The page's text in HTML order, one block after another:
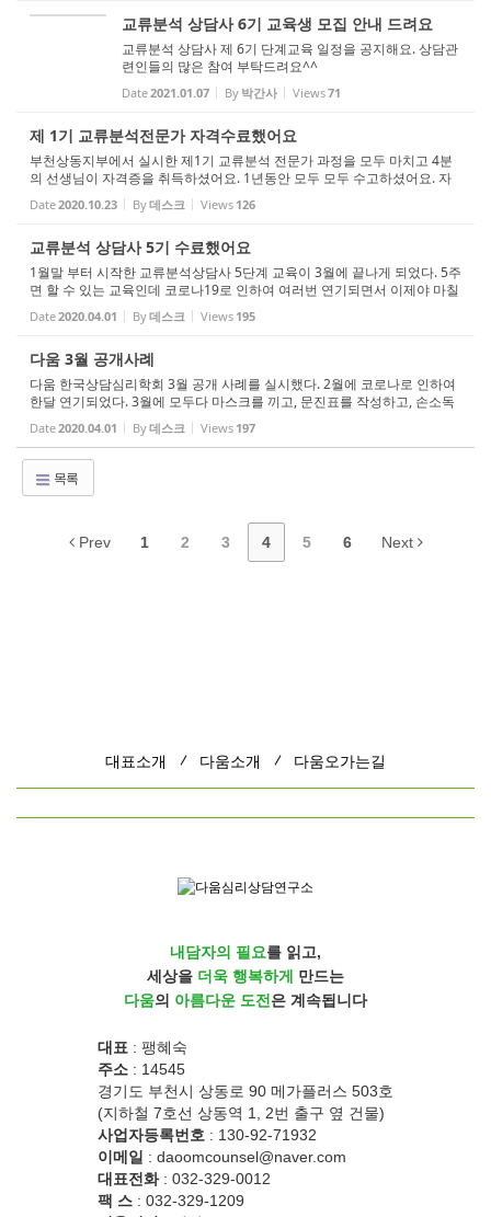
교류분석 상담사 6기 교육생 모집 안내 드려요
교류분석 상담사 제 6기 단계교육 일정을 공지해요. 상담관
련인들의 많은 참여 부탁드려요^^
Date2021.01.07 By 박간사 Views71
제 1기 교류분석전문가 자격수료했어요
부천상동지부에서 실시한 제1기 교류분석 전문가 과정을 모두 마치고 4분
의 선생님이 자격증을 취득하셨어요. 1년동안 모두 모두 수고하셨어요. 자
신이 처한 곳에서 TA사람으로 늘 OK로 살아가시길 기도해요. 모두모두 축
하드려요^^
Date2020.10.23 By데스크 Views 126
교류분석 상담사 5기 수료했어요
1월말 부터 시작한 교류분석상담사 5단계 교육이 3월에 끝나게 되었다. 5주
면 할 수 있는 교육인데 코로나19로 인하여 여러번 연기되면서 이제야 마칠
수 있었다. 열심히 마스크쓰고 교육에 열공인 선생님들이 정말 멋지게 보였
다. 교육을 통한 자신의 삶의 변...
Date2020.04.01 By데스크 Views 195
다움 3월 공개사례
다움 한국상담심리학회 3월 공개 사례를 실시했다. 2월에 코로나로 인하여
한달 연기되었다. 3월에 모두다 마스크를 끼고, 문진표를 작성하고, 손소독
제로 청결을 유지하면서 조심스럽게 실시했다. 함께 한 모든분들이 상담에
대한 열정을 가지고 임했다. 발표...
Date2020.04.01 By데스크 Views 197
목록
Prev 1 2 3 4 5 6 Next
대표소개 다움소개 다움오가는길
내담자의 필요를 읽고,
세상을 더욱 행복하게 만드는
다움의 아름다운 도전은 계속됩니다
대표 : 팽혜숙
주소 : 14545
경기도 부천시 상동로 90 메가플러스 503호
(지하철 7호선 상동역 1, 2번 출구 옆 건물)
사업자등록번호 : 130-92-71932
이메일 : daoomcounsel@naver.com
대표전화: 032-329-0012
팩 스 : 032-329-1209